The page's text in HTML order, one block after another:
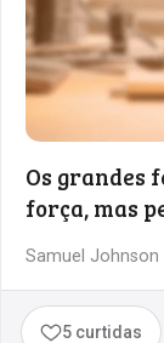
Os grandes
força, mas
Samuel Johnson
5 curtidas